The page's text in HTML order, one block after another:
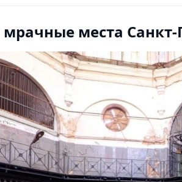
места Санкт-